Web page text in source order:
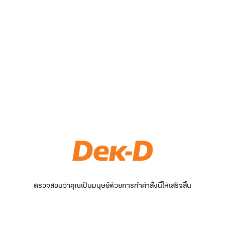
ตรวจสอบว่าคุณเป็นมนุษย์ด้วยการทำคำสั่งนี้ให้เสร็จสิ้น